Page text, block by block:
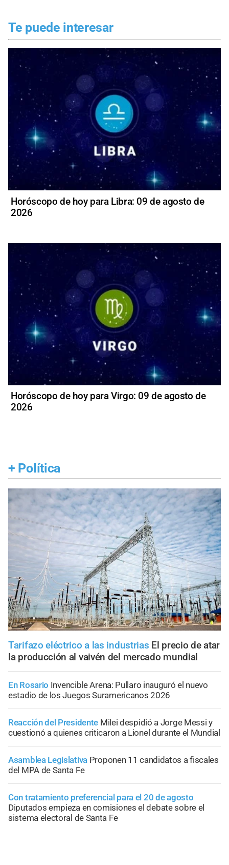
Te puede interesar
Horóscopo de hoy para Libra: 09 de agosto de
2026
Horóscopo de hoy para Virgo: 09 de agosto de
2026
+ Política
Tarifazo eléctrico a las industrias El precio de atar
la producción al vaivén del mercado mundial
En Rosario Invencible Arena: Pullaro inauguró el nuevo
estadio de los Juegos Suramericanos 2026
Reacción del Presidente Milei despidió a Jorge Messi y
cuestionó a quienes criticaron a Lionel durante el Mundial
Asamblea Legislativa Proponen 11 candidatos a fiscales
del MPA de Santa Fe
Con tratamiento preferencial para el 20 de agosto
Diputados empieza en comisiones el debate sobre el
sistema electoral de Santa Fe